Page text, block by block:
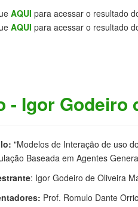
AQUI para acessar o resultado
AQUI para acessar o resultado
- Igor Godeiro
"Modelos de Interação de uso
Baseada em Agentes
: Igor Godeiro de Oliveira
Prof. Romulo Dante